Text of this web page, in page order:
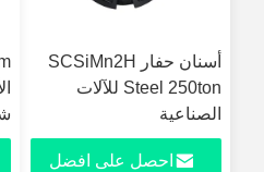
أسنان حفار SCSiMn2H
Steel 250ton للآلات
الصناعية
احصل على افضل